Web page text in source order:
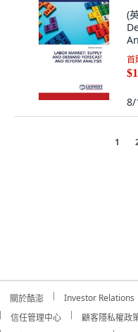
(
首
8/
1
關於酷澎 Investor Relations
信任管理中心
顧客隱私權政